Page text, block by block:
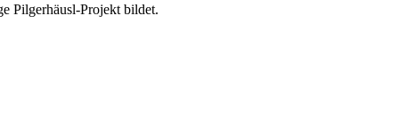
Pilgerhäusl-Projekt bildet.